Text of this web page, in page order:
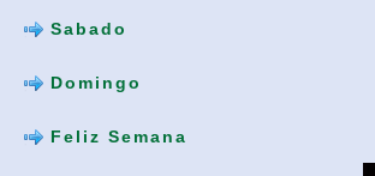
Sabado
Domingo
Feliz Semana